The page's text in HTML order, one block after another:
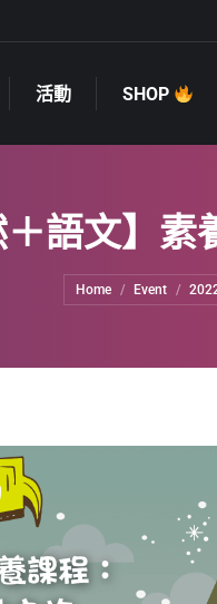
活動 SHOP
語文】素
You are here:
Home Event